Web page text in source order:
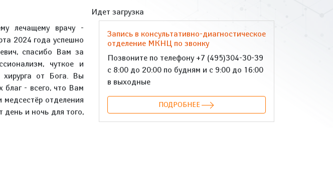
лечащему врачу -
2024 года успешно
спасибо Вам за
чуткое и
от Бога. Вы
благ - всего, что Вам
отделения
день и ночь для того,
Идет загрузка
Запись в консультативно-диагностическое
отделение МКНЦ по звонку
Позвоните по телефону +7 (495)304-30-39
с 8:00 до 20:00 по будням и с 9:00 до 16:00
в выходные
ПОДРОБНЕЕ